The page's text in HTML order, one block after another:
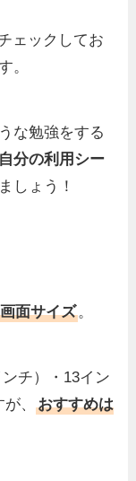
ェックしてお
。
な勉強をする
自分の利用シー
しょう！
画面サイズ。
チ）・13イン
が、おすすめは